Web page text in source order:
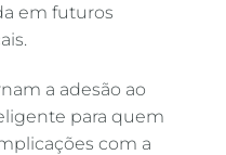
em futuros
a adesão ao
para quem
com a